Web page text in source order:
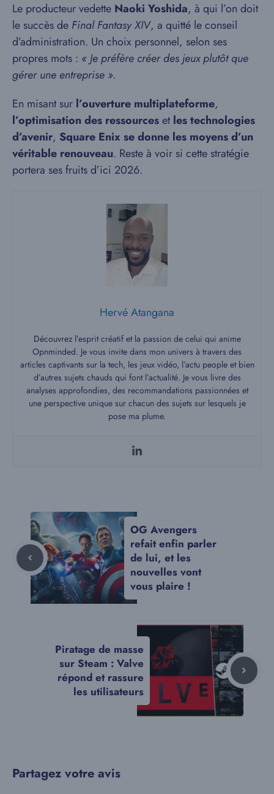
Le producteur vedette Naoki Yoshida, à qui l’on doit
le succès de Final Fantasy XIV, a quitté le conseil
d’administration. Un choix personnel, selon ses
propres mots : « Je préfère créer des jeux plutôt que
gérer une entreprise ».
En misant sur l’ouverture multiplateforme,
l’optimisation des ressourcesetles technologies
d’avenir, Square Enix se donne les moyens d’un
véritable renouveau. Reste à voir si cette stratégie
portera ses fruits d’ici 2026.
Hervé Atangana
Découvrez l’esprit créatif et la passion de celui qui anime
Opnminded. Je vous invite dans mon univers à travers des
articles captivants sur la tech, les jeux vidéo, l’actu people et bien
d’autres sujets chauds qui font l’actualité. Je vous livre des
analyses approfondies, des recommandations passionnées et
une perspective unique sur chacun des sujets sur lesquels je
pose ma plume.
OG Avengers
refait enfin parler
de lui, et les
nouvelles vont
vous plaire !
Piratage de masse
sur Steam : Valve
répond et rassure
les utilisateurs
Partagez votre avis